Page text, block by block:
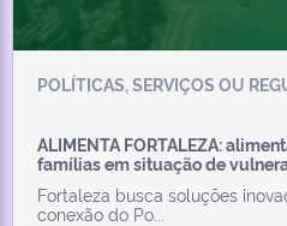
POLÍTICAS, SERVIÇOS OU
ALIMENTA FORTALEZA:
famílias em situação de
Fortaleza busca soluções
conexão do Po...